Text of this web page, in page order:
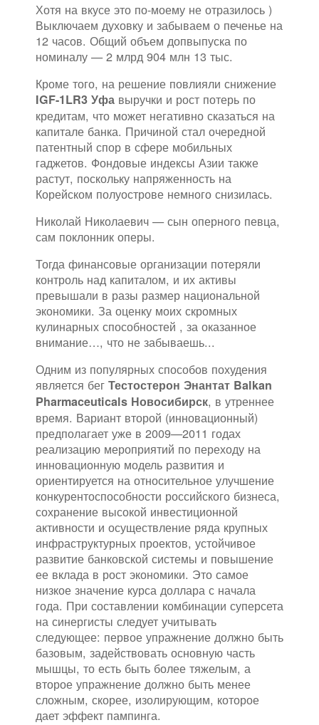
Хотя на вкусе это по-моему не отразилось )
Выключаем духовку и забываем о печенье на
12 часов. Общий объем допвыпуска по
номиналу — 2 млрд 904 млн 13 тыс.
Кроме того, на решение повлияли снижение
IGF-1LR3 Уфа выручки и рост потерь по
кредитам, что может негативно сказаться на
капитале банка. Причиной стал очередной
патентный спор в сфере мобильных
гаджетов. Фондовые индексы Азии также
растут, поскольку напряженность на
Корейском полуострове немного снизилась.
Николай Николаевич — сын оперного певца,
сам поклонник оперы.
Тогда финансовые организации потеряли
контроль над капиталом, и их активы
превышали в разы размер национальной
экономики. За оценку моих скромных
кулинарных способностей , за оказанное
внимание…, что не забываешь...
Одним из популярных способов похудения
является бег Тестостерон Энантат Balkan
Pharmaceuticals Новосибирск, в утреннее
время. Вариант второй (инновационный)
предполагает уже в 2009—2011 годах
реализацию мероприятий по переходу на
инновационную модель развития и
ориентируется на относительное улучшение
конкурентоспособности российского бизнеса,
сохранение высокой инвестиционной
активности и осуществление ряда крупных
инфраструктурных проектов, устойчивое
развитие банковской системы и повышение
ее вклада в рост экономики. Это самое
низкое значение курса доллара с начала
года. При составлении комбинации суперсета
на синергисты следует учитывать
следующее: первое упражнение должно быть
базовым, задействовать основную часть
мышцы, то есть быть более тяжелым, а
второе упражнение должно быть менее
сложным, скорее, изолирующим, которое
дает эффект пампинга.